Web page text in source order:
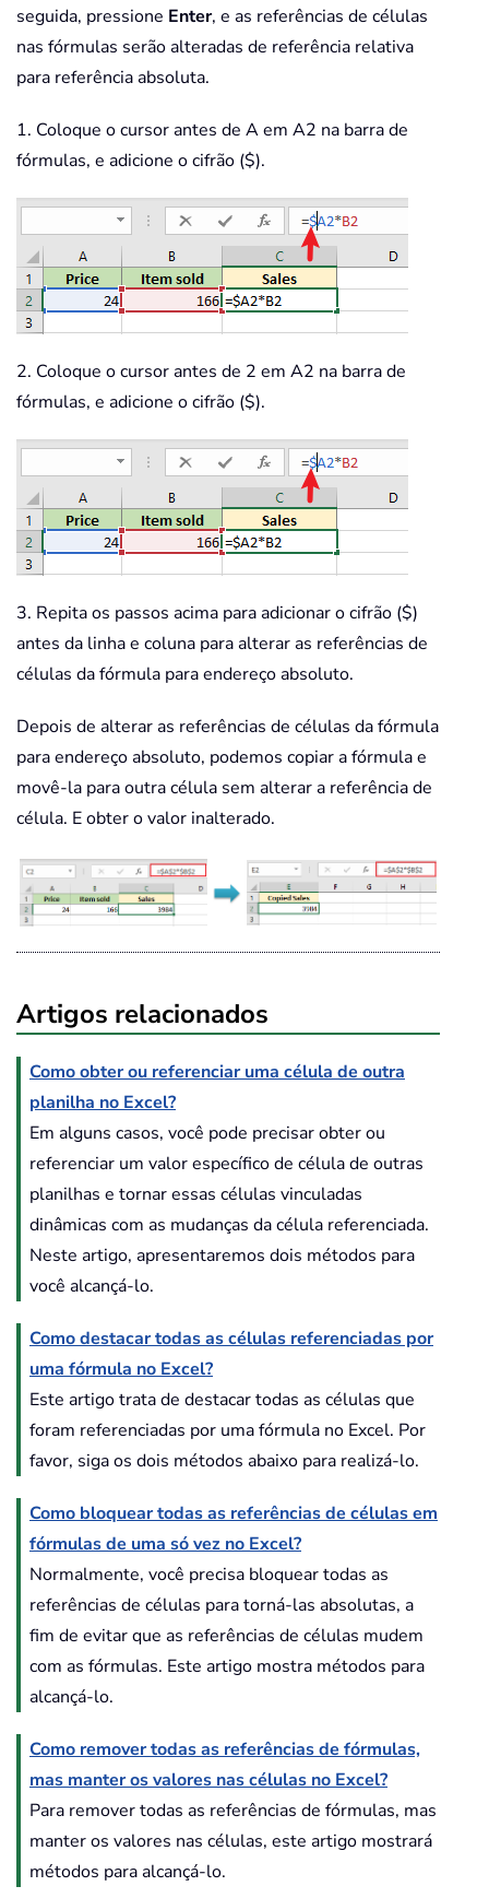
seguida, pressione Enter, e as referências de células
nas fórmulas serão alteradas de referência relativa
para referência absoluta.
1. Coloque o cursor antes de A em A2 na barra de
fórmulas, e adicione o cifrão ($).
2. Coloque o cursor antes de 2 em A2 na barra de
fórmulas, e adicione o cifrão ($).
3. Repita os passos acima para adicionar o cifrão ($)
antes da linha e coluna para alterar as referências de
células da fórmula para endereço absoluto.
Depois de alterar as referências de células da fórmula
para endereço absoluto, podemos copiar a fórmula e
movê-la para outra célula sem alterar a referência de
célula. E obter o valor inalterado.
Artigos relacionados
Como obter ou referenciar uma célula de outra
planilha no Excel?
Em alguns casos, você pode precisar obter ou
referenciar um valor específico de célula de outras
planilhas e tornar essas células vinculadas
dinâmicas com as mudanças da célula referenciada.
Neste artigo, apresentaremos dois métodos para
você alcançá-lo.
Como destacar todas as células referenciadas por
uma fórmula no Excel?
Este artigo trata de destacar todas as células que
foram referenciadas por uma fórmula no Excel. Por
favor, siga os dois métodos abaixo para realizá-lo.
Como bloquear todas as referências de células em
fórmulas de uma só vez no Excel?
Normalmente, você precisa bloquear todas as
referências de células para torná-las absolutas, a
fim de evitar que as referências de células mudem
com as fórmulas. Este artigo mostra métodos para
alcançá-lo.
Como remover todas as referências de fórmulas,
mas manter os valores nas células no Excel?
Para remover todas as referências de fórmulas, mas
manter os valores nas células, este artigo mostrará
métodos para alcançá-lo.